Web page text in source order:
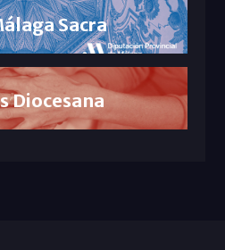
Sacra
Diocesana